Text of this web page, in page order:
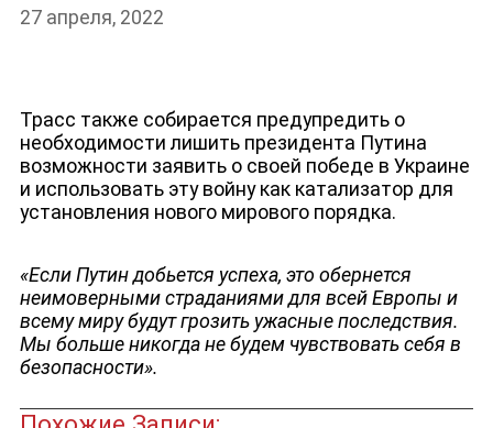
ДЕПУТАТЫ К СЪЕЗДУ
27 апреля, 2022
Трасс также собирается предупредить о
необходимости лишить президента Путина
возможности заявить о своей победе в Украине
и использовать эту войну как катализатор для
установления нового мирового порядка.
«Если Путин добьется успеха, это обернется
неимоверными страданиями для всей Европы и
всему миру будут грозить ужасные последствия.
Мы больше никогда не будем чувствовать себя в
безопасности».